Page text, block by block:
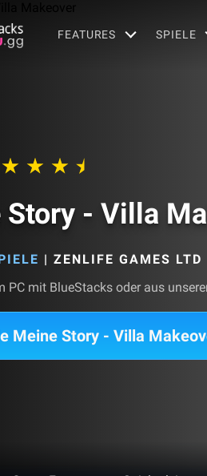
FEATURES SPIELE
Story - Villa
| ZENLIFE GAMES LTD
PC mit BlueStacks oder aus
Meine Story - Villa